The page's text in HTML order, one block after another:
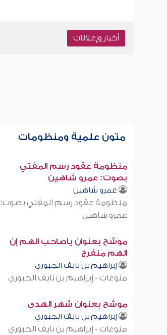
أخبار وإعلانات
متون علمية ومنظومات
منظومة عقود رسم المفتي
بصوت: عمرو شاهين
عمرو شاهين
منظومة عقود رسم المفتي بصوت:
عمرو شاهين
موشح بعنوان ياصاحب الهم إن
الهم منفرج
إبراهيم بن نايف الجبوري
منوعات - إبراهيم بن نايف الجبوري
موشح بعنوان شهر الهدى
إبراهيم بن نايف الجبوري
منوعات - إبراهيم بن نايف الجبوري